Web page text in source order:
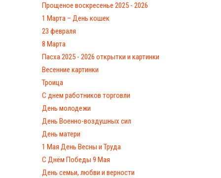
Прощеное воскресенье 2025 - 2026
1 Марта – День кошек
23 февраля
8 Марта
Пасха 2025 - 2026 открытки и картинки
Весенние картинки
Троица
С днем работников торговли
День молодежи
День Военно-воздушных сил
День матери
1 Мая День Весны и Труда
С Днём Победы 9 Мая
День семьи, любви и верности